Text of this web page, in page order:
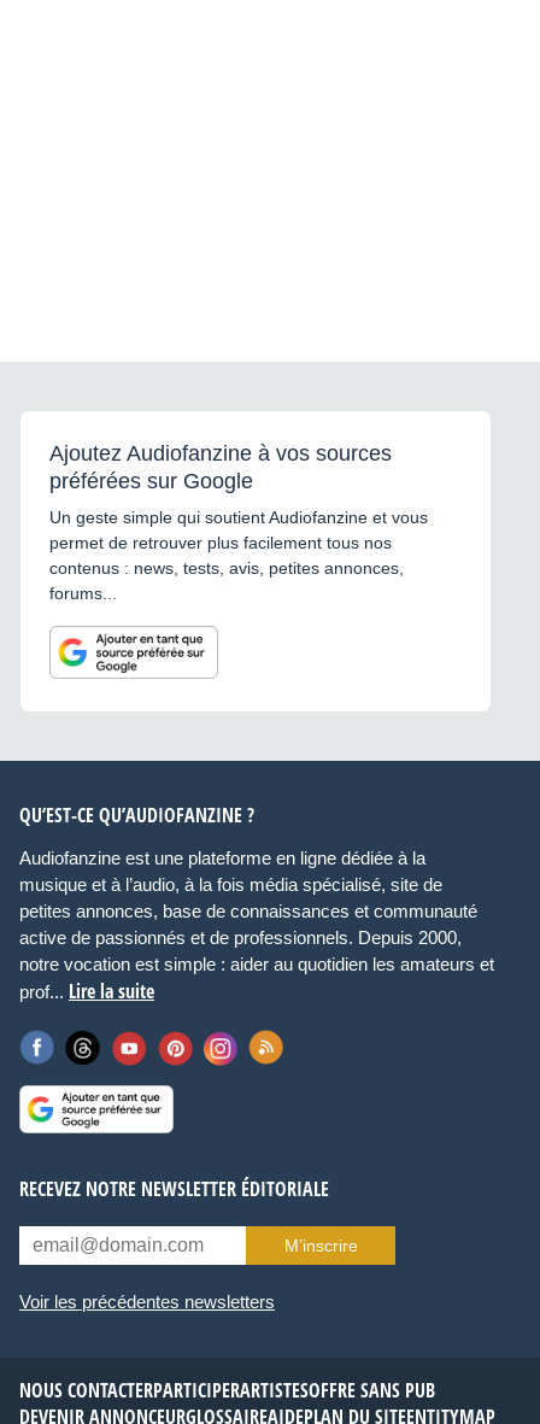
Ajoutez Audiofanzine à vos sources
préférées sur Google
Un geste simple qui soutient Audiofanzine et vous
permet de retrouver plus facilement tous nos
contenus : news, tests, avis, petites annonces,
forums...
QU’EST-CE QU’AUDIOFANZINE ?
Audiofanzine est une plateforme en ligne dédiée à la
musique et à l’audio, à la fois média spécialisé, site de
petites annonces, base de connaissances et communauté
active de passionnés et de professionnels. Depuis 2000,
notre vocation est simple : aider au quotidien les amateurs et
prof... Lire la suite
RECEVEZ NOTRE NEWSLETTER ÉDITORIALE
M’inscrire
Voir les précédentes newsletters
NOUS CONTACTERPARTICIPERARTISTESOFFRE SANS PUB
DEVENIR ANNONCEURGLOSSAIREAIDEPLAN DU SITEENTITYMAP